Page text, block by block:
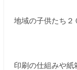
地域の子供たち２
印刷の仕組みや紙